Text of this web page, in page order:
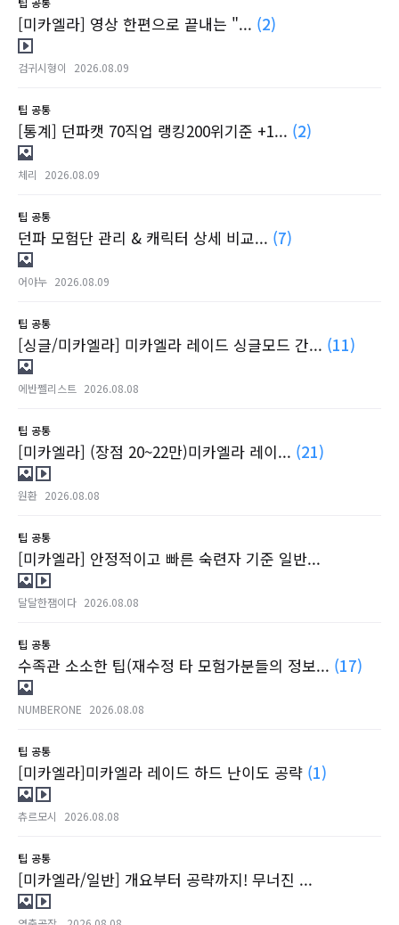
[미카엘라] 영상 한편으로 끝내는 "... (2)
검귀시형이 2026.08.09
팁 공통
[통계] 던파캣 70직업 랭킹200위기준 +1... (2)
체리 2026.08.09
팁 공통
던파 모험단 관리 & 캐릭터 상세 비교... (7)
어야누 2026.08.09
팁 공통
[싱글/미카엘라] 미카엘라 레이드 싱글모드 간... (11)
에반쩰리스트 2026.08.08
팁 공통
[미카엘라] (장점 20~22만)미카엘라 레이... (21)
원환 2026.08.08
팁 공통
[미카엘라] 안정적이고 빠른 숙련자 기준 일반...
달달한잼이다 2026.08.08
팁 공통
수족관 소소한 팁(재수정 타 모험가분들의 정보... (17)
NUMBERONE 2026.08.08
팁 공통
[미카엘라]미카엘라 레이드 하드 난이도 공략 (1)
츄르모시 2026.08.08
팁 공통
[미카엘라/일반] 개요부터 공략까지! 무너진 ...